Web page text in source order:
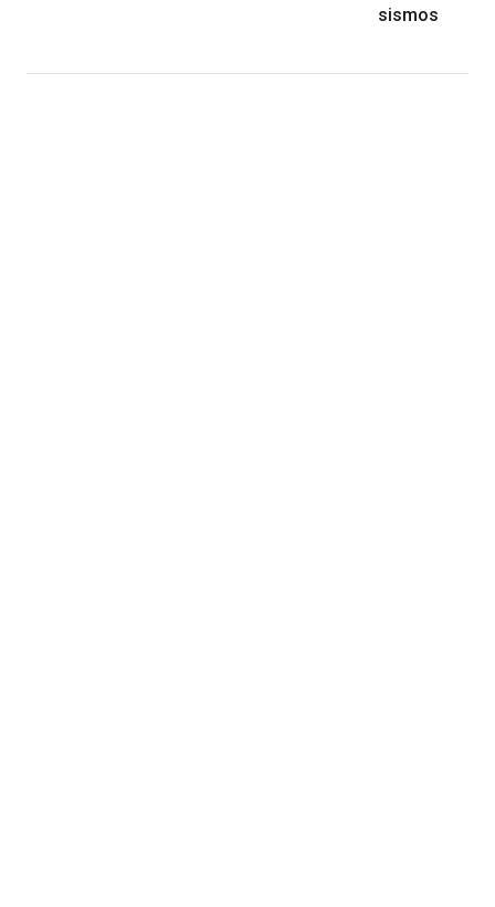
sismos